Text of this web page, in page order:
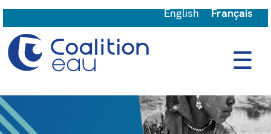
☰
English Français